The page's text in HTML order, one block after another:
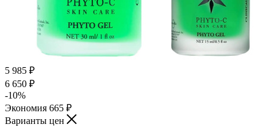
5 985 ₽
6 650 ₽
-10%
Экономия 665 ₽
Варианты цен